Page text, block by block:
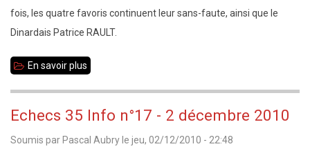
de
la
4
fois, les quatre favoris continuent leur sans-faute, ainsi que le
Dinardais Patrice RAULT.
En savoir plus
toutes
catégories
Echecs 35 Info n°17 - 2 décembre 2010
Soumis par Pascal Aubry le jeu, 02/12/2010 - 22:48